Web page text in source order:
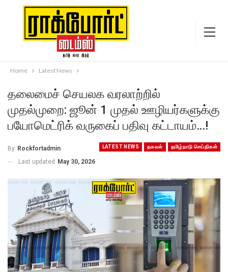
Home Latest News
தலைமைச் செயலக வரலாற்றில்
முதல்முறை: ஜூன் 1 முதல் ஊழியர்களுக்கு
பயோமெட்ரிக் வருகைப் பதிவு கட்டாயம்…!
LATEST NEWS தகவல் தமிழ்நாடு செய்திகள்
By Rockfortadmin
Last updated May 30, 2026